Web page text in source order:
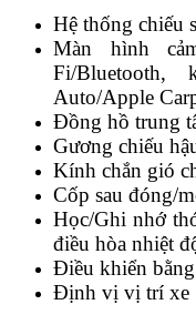
Hệ thống chiếu
Màn hình
Fi/
Auto/Apple
Đồng hồ trung
Gương chiếu
Kính chắn gió
Cốp sau đóng/
Học/Ghi nhớ
điều hòa nhiệt
Điều khiển
Định vị vị trí xe